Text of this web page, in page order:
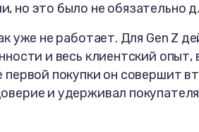
но это было не обязательно
уже не работает. Для Gen Z
и весь клиентский опыт,
покупки он совершит
и удерживал